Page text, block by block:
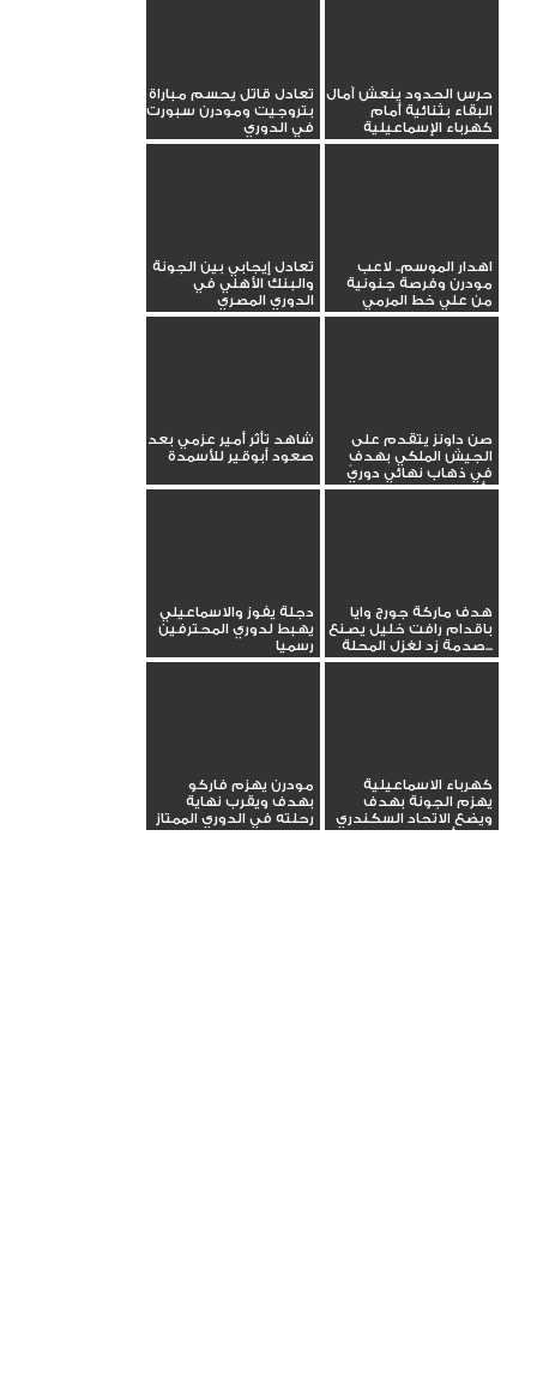
حرس الحدود ينعش آمال
البقاء بثنائية أمام
كهرباء الإسماعيلية
تعادل قاتل يحسم مباراة
بتروجيت ومودرن سبورت
في الدوري
اهدار الموسم.. لاعب
مودرن وفرصة جنونية
من علي خط المرمي
تعادل إيجابي بين الجونة
والبنك الأهلي في
الدوري المصري
صن داونز يتقدم على
الجيش الملكي بهدفٍ
في ذهاب نهائي دوري
أبطال...
شاهد تأثر أمير عزمي بعد
صعود أبوقير للأسمدة
هدف ماركة جورج وايا
باقدام رافت خليل يصنع
صدمة زد لغزل المحلة...
دجلة يفوز والاسماعيلي
يهبط لدوري المحترفين
رسميا
كهرباء الاسماعيلية
يهزم الجونة بهدف
ويضع الاتحاد السكندري
في مأزق
مودرن يهزم فاركو
بهدف ويقرب نهاية
رحلته في الدوري الممتاز